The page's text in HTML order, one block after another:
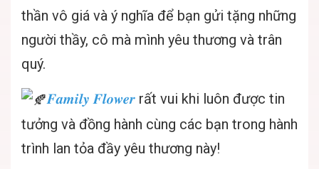
thần vô giá và ý nghĩa để bạn gửi tặng những
người thầy, cô mà mình yêu thương và trân
quý.
𝑭𝒂𝒎𝒊𝒍𝒚 𝑭𝒍𝒐𝒘𝒆𝒓 rất vui khi luôn được tin
tưởng và đồng hành cùng các bạn trong hành
trình lan tỏa đầy yêu thương này!